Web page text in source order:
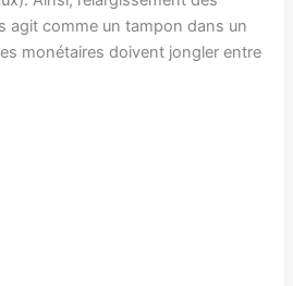
agit comme un tampon dans un
monétaires doivent jongler entre